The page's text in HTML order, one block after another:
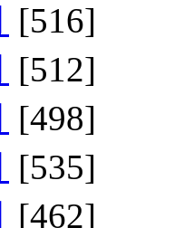
[516]
[512]
[498]
[535]
[462]